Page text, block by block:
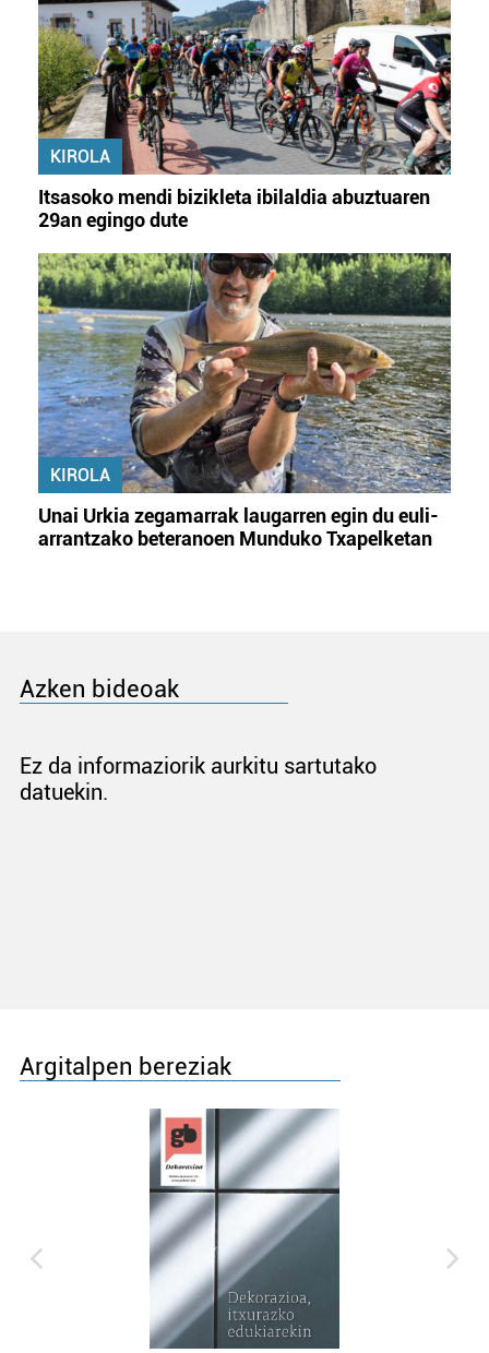
KIROLA
Itsasoko mendi bizikleta ibilaldia abuztuaren
29an egingo dute
KIROLA
Unai Urkia zegamarrak laugarren egin du euli-
arrantzako beteranoen Munduko Txapelketan
Azken bideoak
Ez da informaziorik aurkitu sartutako
datuekin.
Argitalpen bereziak